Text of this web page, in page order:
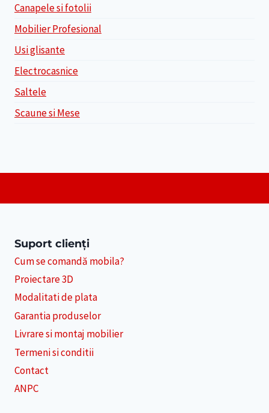
Canapele si fotolii
Mobilier Profesional
Usi glisante
Electrocasnice
Saltele
Scaune si Mese
Suport clienți
Cum se comandă mobila?
Proiectare 3D
Modalitati de plata
Garantia produselor
Livrare si montaj mobilier
Termeni si conditii
Contact
ANPC